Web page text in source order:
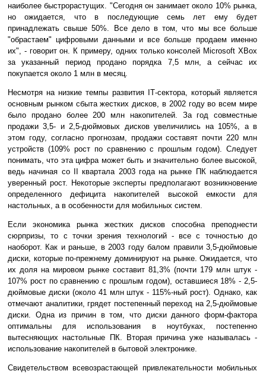
наиболее быстрорастущих. "Сегодня он занимает около 10% рынка,
но ожидается, что в последующие семь лет ему будет
принадлежать свыше 50%. Все дело в том, что мы все больше
"обрастаем" цифровыми данными и все больше продаем именно
их", - говорит он. К примеру, одних только консолей Microsoft XBox
за указанный период продано порядка 7,5 млн, а сейчас их
покупается около 1 млн в месяц.
Несмотря на низкие темпы развития IТ-сектора, который является
основным рынком сбыта жестких дисков, в 2002 году во всем мире
было продано более 200 млн накопителей. За год совместные
продажи 3,5- и 2,5-дюймовых дисков увеличились на 105%, а в
этом году, согласно прогнозам, продажи составят почти 220 млн
устройств (109% рост по сравнению с прошлым годом). Следует
понимать, что эта цифра может быть и значительно более высокой,
ведь начиная со II квартала 2003 года на рынке ПК наблюдается
уверенный рост. Некоторые эксперты предполагают возникновение
определенного дефицита накопителей высокой емкости для
настольных, а в особенности для мобильных систем.
Если экономика рынка жестких дисков способна преподнести
сюрпризы, то с точки зрения технологий - все с точностью до
наоборот. Как и раньше, в 2003 году балом правили 3,5-дюймовые
диски, которые по-прежнему доминируют на рынке. Ожидается, что
их доля на мировом рынке составит 81,3% (почти 179 млн штук -
107% рост по сравнению с прошлым годом), оставшиеся 18% - 2,5-
дюймовые диски (около 41 млн штук - 115%-ный рост). Однако, как
отмечают аналитики, грядет постепенный переход на 2,5-дюймовые
диски. Одна из причин в том, что диски данного форм-фактора
оптимальны для использования в ноутбуках, постепенно
вытесняющих настольные ПК. Вторая причина уже называлась -
использование накопителей в бытовой электронике.
Свидетельством всевозрастающей привлекательности мобильных